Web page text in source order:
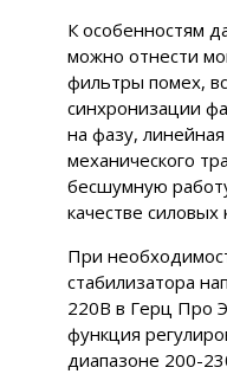
К особенностям
можно отнести
фильтры помех,
синхронизации
на фазу,
механического
бесшумную
качестве
При
стабилизатора
220В в Герц Про
функция
диапазоне 200-